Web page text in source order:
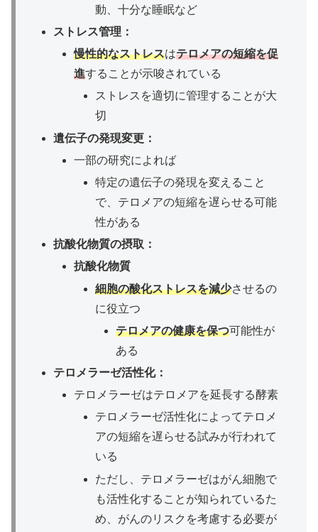
動、十分な睡眠など
ストレス管理：
慢性的なストレスはテロメアの短縮を促
進することが示唆されている
ストレスを適切に管理することが大
切
遺伝子の発現変更：
一部の研究によれば
特定の遺伝子の発現を変えること
で、テロメアの短縮を遅らせる可能
性がある
抗酸化物質の摂取：
抗酸化物質
細胞の酸化ストレスを減少させるの
に役立つ
テロメアの健康を保つ可能性が
ある
テロメラーゼ活性化：
テロメラーゼはテロメアを延長する酵素
テロメラーゼ活性化によってテロメ
アの短縮を遅らせる試みが行われて
いる
ただし、テロメラーゼはがん細胞で
も活性化することが知られているた
め、がんのリスクを考慮する必要が